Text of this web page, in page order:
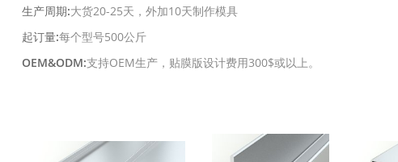
生产周期:大货20-25天，外加10天制作模具
起订量:每个型号500公斤
OEM&ODM:支持OEM生产，贴膜版设计费用300$或以上。